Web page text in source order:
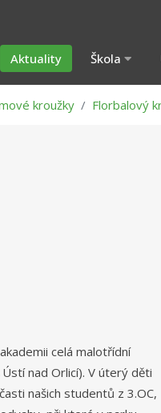
Aktuality Škola
kroužky Florbalový
celá malotřídní
nad Orlicí). V úterý děti
našich studentů z 3.OC,